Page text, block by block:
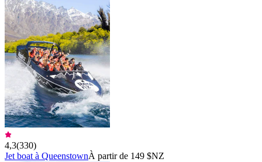
4,3(330)
Jet boat à QueenstownÀ partir de 149 $NZ